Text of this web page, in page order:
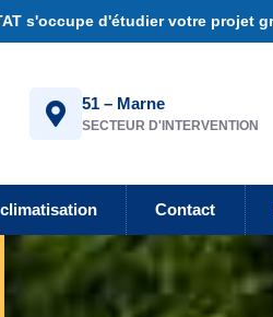
s'occupe d'étudier votre projet
51 – Marne
SECTEUR D'INTERVENTION
Contact